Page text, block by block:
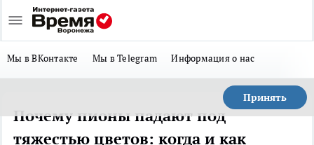
Мы в ВКонтакте Мы в Telegram Информация о нас
Принять
Почему пионы падают под
тяжестью цветов: когда и как